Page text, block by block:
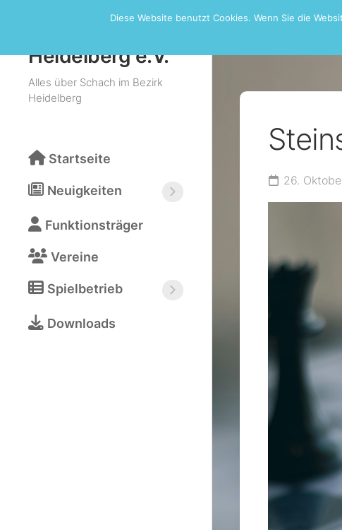
Heidelberg e.V.
Alles über Schach im Bezirk
Heidelberg
Startseite
Neuigkeiten
Funktionsträger
Vereine
Spielbetrieb
Bezirksjugendturniere
Schulschachturniere
Kalender
Downloads
26.
Diese Website benutzt Cookies. Wenn Sie die